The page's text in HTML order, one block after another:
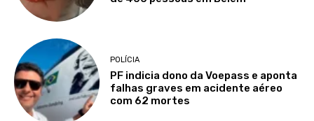
POLÍCIA
PF indicia dono da Voepass e aponta
falhas graves em acidente aéreo
com 62 mortes